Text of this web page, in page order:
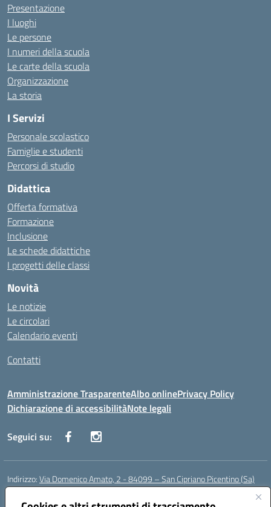
Presentazione
I luoghi
Le persone
I numeri della scuola
Le carte della scuola
Organizzazione
La storia
I Servizi
Personale scolastico
Famiglie e studenti
Percorsi di studio
Didattica
Offerta formativa
Formazione
Inclusione
Le schede didattiche
I progetti delle classi
Novità
Le notizie
Le circolari
Calendario eventi
Contatti
Amministrazione TrasparenteAlbo onlinePrivacy Policy
Dichiarazione di accessibilitàNote legali
Seguici su:
Indirizzo:Via Domenico Amato, 2 - 84099 – San Cipriano Picentino (Sa)
Centralino:
Posta elettronica certificata (PEC):saic87700c@pec.istruzione.it